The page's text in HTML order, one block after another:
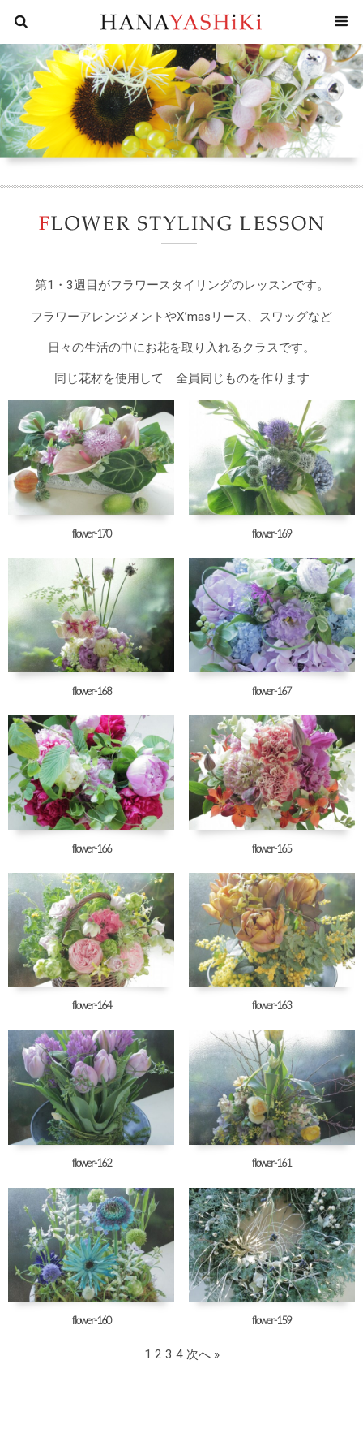
花屋四季
第1・3週目がフラワースタイリングのレッスンです。
フラワーアレンジメントやX’masリース、スワッグなど
日々の生活の中にお花を取り入れるクラスです。
同じ花材を使用して 全員同じものを作ります
flower-170 flower-169
flower-168 flower-167
flower-166 flower-165
flower-164 flower-163
flower-162 flower-161
flower-160 flower-159
1 2 3 4 次へ »